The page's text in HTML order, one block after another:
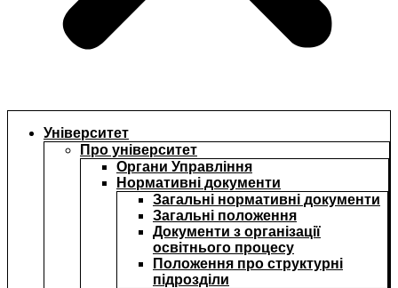
Університет
Про університет
Органи Управління
Нормативні документи
Загальні нормативні документи
Загальні положення
Документи з організації
освітнього процесу
Положення про структурні
підрозділи